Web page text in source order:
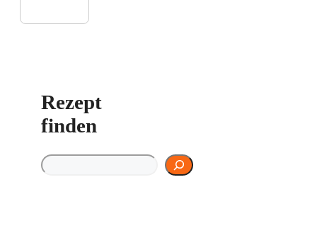
Rezept
finden
Rezept finden